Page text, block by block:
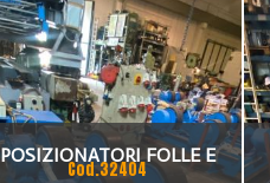
POSIZIONATORI FOLLE E
Cod.32404